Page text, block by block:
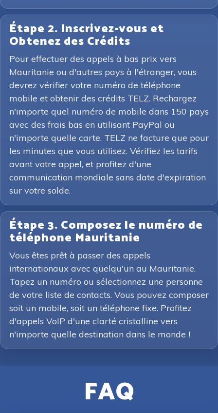
Étape 2. Inscrivez-vous et
Obtenez des Crédits
Pour effectuer des appels à bas prix vers
Mauritanie ou d'autres pays à l'étranger, vous
devrez vérifier votre numéro de téléphone
mobile et obtenir des crédits TELZ. Rechargez
n'importe quel numéro de mobile dans 150 pays
avec des frais bas en utilisant PayPal ou
n'importe quelle carte. TELZ ne facture que pour
les minutes que vous utilisez. Vérifiez les tarifs
avant votre appel, et profitez d'une
communication mondiale sans date d'expiration
sur votre solde.
Étape 3. Composez le numéro de
téléphone Mauritanie
Vous êtes prêt à passer des appels
internationaux avec quelqu'un au Mauritanie.
Tapez un numéro ou sélectionnez une personne
de votre liste de contacts. Vous pouvez composer
soit un mobile, soit un téléphone fixe. Profitez
d'appels VoIP d'une clarté cristalline vers
n'importe quelle destination dans le monde !
FAQ